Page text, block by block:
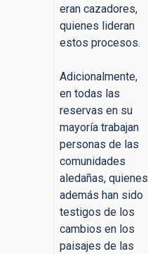
eran cazadores,
quienes lideran
estos procesos.
Adicionalmente,
en todas las
reservas en su
mayoría trabajan
personas de las
comunidades
aledañas, quienes
además han sido
testigos de los
cambios en los
paisajes de las